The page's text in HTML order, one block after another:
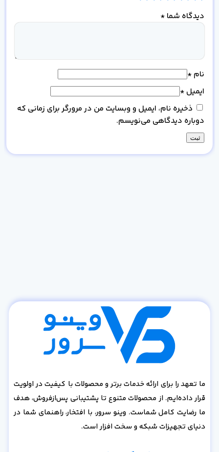
دیدگاه شما *
نام *
ایمیل *
ذخیره نام، ایمیل و وبسایت من در مرورگر برای زمانی که
دوباره دیدگاهی می‌نویسم.
ما تعهد را برای ارائه خدمات برتر و محصولات با کیفیت در اولویت
قرار داده‌ایم. از محصولات متنوع تا پشتیبانی پس‌از‌فروش، هدف
ما رضایت کامل شماست. وینو سرور، با افتخار، راهنمای شما در
دنیای تجهیزات شبکه و سخت افزار است.